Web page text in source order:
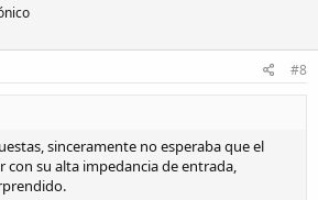
#8
sinceramente no esperaba que el
su alta impedancia de entrada,